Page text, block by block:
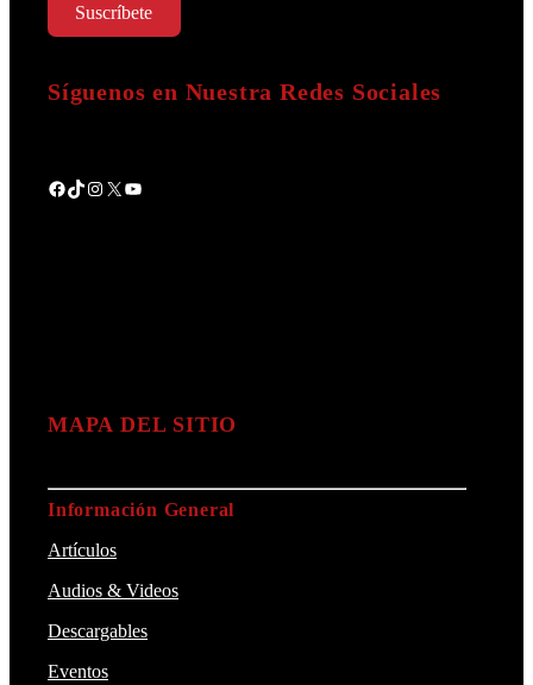
Suscríbete
Síguenos en Nuestra Redes Sociales
Facebook
TikTok
Instagram
X YouTube
MAPA DEL SITIO
Información General
Artículos
Audios & Videos
Descargables
Eventos